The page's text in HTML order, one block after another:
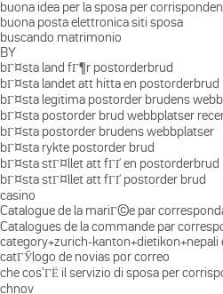
buona idea per la sposa per
buona posta elettronica siti sposa
buscando matrimonio
BY
bГ¤sta land fГ¶r postorderbrud
bГ¤sta landet att hitta en postorderbrud
bГ¤sta legitima postorder brudens
bГ¤sta postorder brud webbplatser
bГ¤sta postorder brudens webbplatser
bГ¤sta rykte postorder brud
bГ¤sta stГ¤llet att fГҐ en postorderbrud
bГ¤sta stГ¤llet att fГҐ postorder brud
casino
Catalogue de la mariГ©e par
Catalogues de la commande par
category+zurich-kanton+dietikon+nepali
catГЎlogo de novias por correo
che cos'ГЁ il servizio di sposa per
chnov